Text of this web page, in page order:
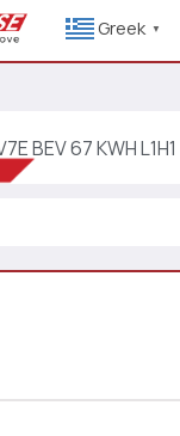
Greek ▼
BEV 67 KWH L1H1